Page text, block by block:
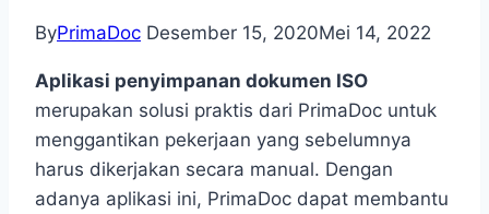
ByPrimaDoc Desember 15, 2020Mei 14, 2022
Aplikasi penyimpanan dokumen ISO
merupakan solusi praktis dari PrimaDoc untuk
menggantikan pekerjaan yang sebelumnya
harus dikerjakan secara manual. Dengan
adanya aplikasi ini, PrimaDoc dapat membantu